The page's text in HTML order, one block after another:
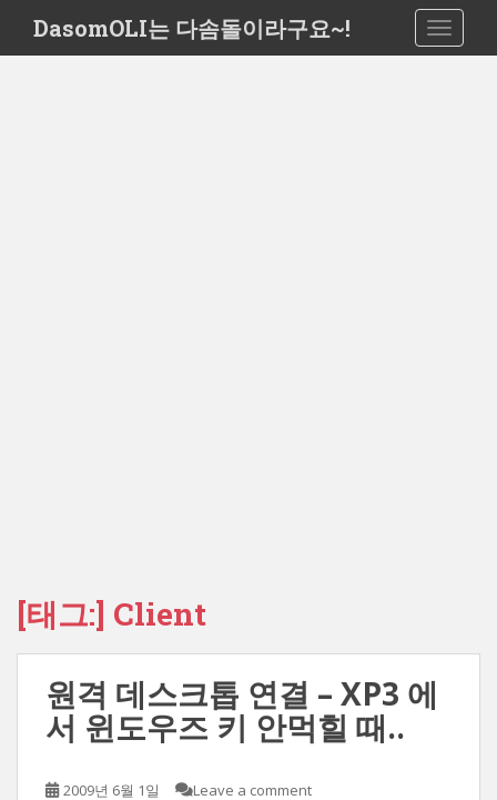
i
DasomOLI는 다솜돌이라구요~!
[태그:] Client
원격 데스크톱 연결 – XP3 에
서 윈도우즈 키 안먹힐 때..
2009년 6월 1일 Leave a comment